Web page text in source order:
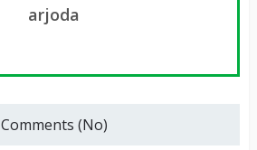
arjoda
Comments (No)